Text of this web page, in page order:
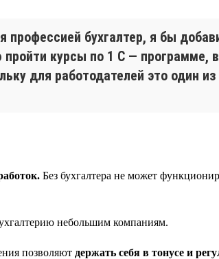
бухгалтер, я бы
курсы по 1 С — программе,
для работодателей это один
Без бухгалтера не может
небольшим компаниям.
позволяют держать себя в тонусе и